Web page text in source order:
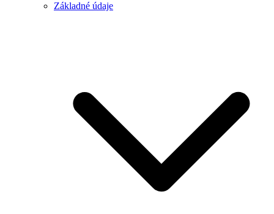
Základné údaje